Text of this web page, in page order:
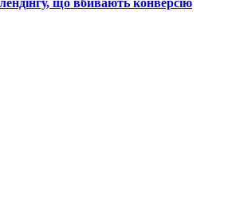
що вбивають конверсію